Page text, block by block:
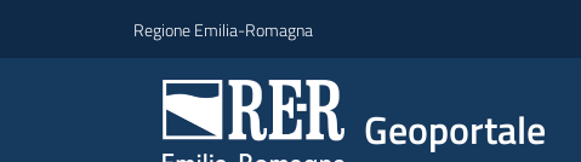
Regione Emilia-Romagna
Geoportale